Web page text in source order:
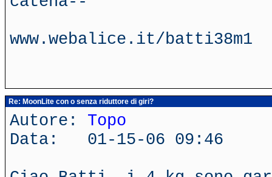
www.webalice.it/batti38m1
Re: MoonLite con o senza riduttore di giri?
Autore: Topo
Data: 01-15-06 09:46